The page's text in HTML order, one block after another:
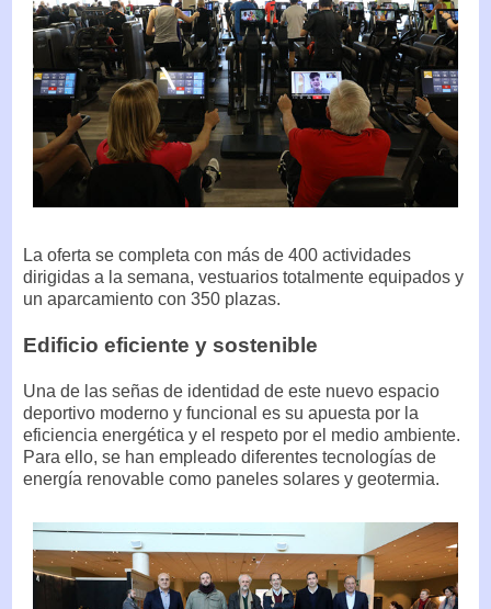
La oferta se completa con más de 400 actividades
dirigidas a la semana, vestuarios totalmente equipados y
un aparcamiento con 350 plazas.
Edificio eficiente y sostenible
Una de las señas de identidad de este nuevo espacio
deportivo moderno y funcional es su apuesta por la
eficiencia energética y el respeto por el medio ambiente.
Para ello, se han empleado diferentes tecnologías de
energía renovable como paneles solares y geotermia.